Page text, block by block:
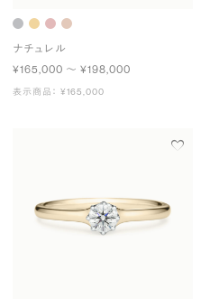
ナチュレル
¥165,000 〜 ¥198,000
表示商品： ¥165,000